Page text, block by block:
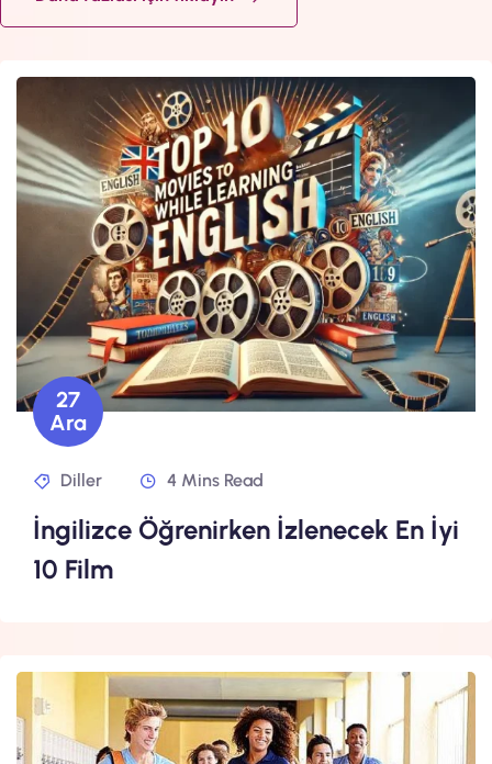
27
Ara
Diller 4 Mins Read
İngilizce Öğrenirken İzlenecek En İyi
10 Film